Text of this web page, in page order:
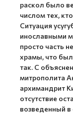
раскол было
числом тех,
Ситуация
инославными
просто часть
храмы, что
так. С
митрополита
архимандрит
отсутствие
возведенный в